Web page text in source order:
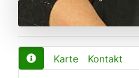
Karte Kontakt